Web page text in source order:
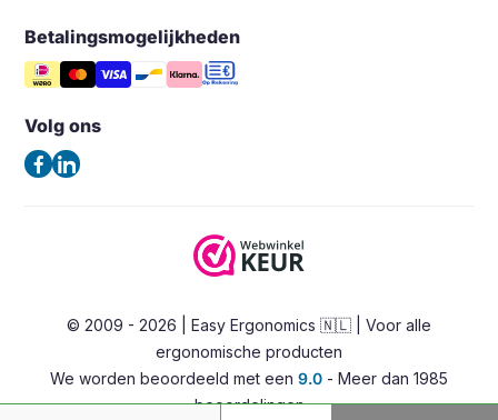
Veelgestelde vragen – FAQ
Algemene voorwaarden
Privacybeleid
Mijn verlanglijst
Vergelijk producten
Monitorarm & Monitorstandaard
Steunen
Verlichting
Ergonomische bureaustoelen
Zit-sta bureaus
Overig
Easy Ergonomics (Office Shapers B.V.)
Noord Brabantlaan 303
Nederland
(Geen bezoekadres)
info@easy-ergonomics.nl
Betalingsmogelijkheden
Volg ons
© 2009 - 2026 | Easy Ergonomics 🇳🇱 | Voor alle
ergonomische producten
We worden beoordeeld met een 9.0 - Meer dan 1985
beoordelingen